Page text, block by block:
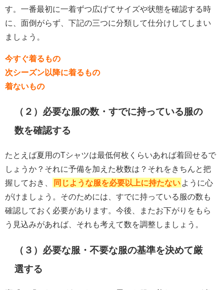
す。一番最初に一着ずつ広げてサイズや状態を確認する時
に、面倒がらず、下記の三つに分類して仕分けしてしまい
ましょう。
今すぐ着るもの
次シーズン以降に着るもの
着ないもの
（２）必要な服の数・すでに持っている服の
数を確認する
たとえば夏用のTシャツは最低何枚くらいあれば着回せるで
しょうか？それに予備を加えた枚数は？それをきちんと把
握しておき、
同じような服を必要以上に持たない ように心
がけましょう。そのためには、すでに持っている服の数も
確認しておく必要があります。今後、またお下がりをもら
う見込みがあれば、それも考えて数を調整しましょう。
（３）必要な服・不要な服の基準を決めて厳
選する